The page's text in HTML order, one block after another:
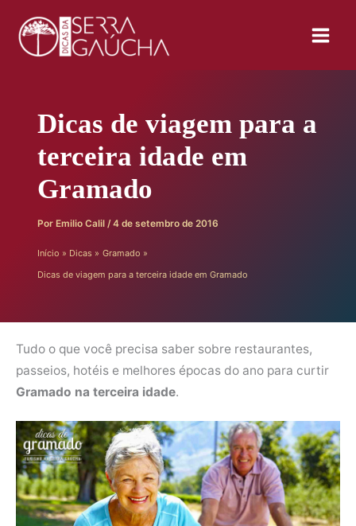
para
Dicas de viagem para a
terceira idade em
Gramado
Por Emilio Calil /4 de setembro de 2016
Início Dicas
Gramado
Dicas de viagem para a terceira idade em Gramado
Tudo o que você precisa saber sobre restaurantes,
passeios, hotéis e melhores épocas do ano para curtir
Gramado na terceira idade.